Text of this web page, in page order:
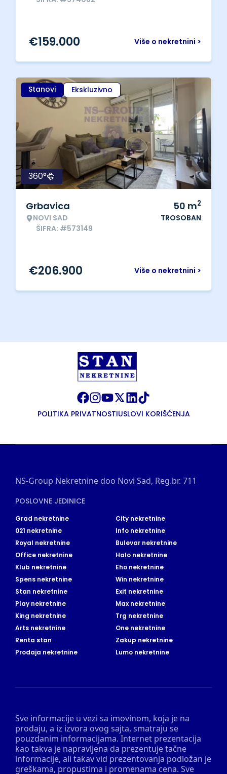
Više o nekretnini >
€159.000
Stanovi Ekskluzivno
360°
Grbavica
NOVI SAD
ŠIFRA: #573149
50 m2
TROSOBAN
Više o nekretnini >
€206.900
POLITIKA PRIVATNOSTIUSLOVI KORIŠĆENJA
Sve informacije u vezi sa imovinom, koja je na
prodaju, a iz izvora ovog sajta, smatraju se
pouzdanim informacijama. Internet prezentacija
kao takva je napravljena da prezentuje tačne
informacije, ali takav vid prezentovanja podložan je
greškama, propustima i promenama cena. Sve
NS-Group Nekretnine doo Novi Sad, Reg.br. 711
POSLOVNE JEDINICE
Grad nekretnine
City nekretnine
021 nekretnine
Info nekretnine
Royal nekretnine
Bulevar nekretnine
Office nekretnine
Halo nekretnine
Klub nekretnine
Eho nekretnine
Spens nekretnine
Win nekretnine
Stan nekretnine
Exit nekretnine
Play nekretnine
Max nekretnine
King nekretnine
Trg nekretnine
Arts nekretnine
One nekretnine
Renta stan
Zakup nekretnine
Prodaja nekretnine
Lumo nekretnine